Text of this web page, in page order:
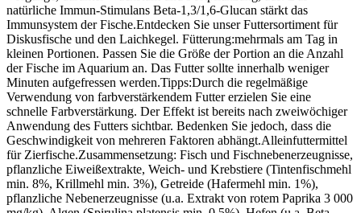
natürliche Immun-Stimulans Beta-1,3/1,6-Glucan stärkt das
Immunsystem der Fische.Entdecken Sie unser Futtersortiment für
Diskusfische und den Laichkegel. Fütterung:mehrmals am Tag in
kleinen Portionen. Passen Sie die Größe der Portion an die Anzahl
der Fische im Aquarium an. Das Futter sollte innerhalb weniger
Minuten aufgefressen werden.Tipps:Durch die regelmäßige
Verwendung von farbverstärkendem Futter erzielen Sie eine
schnelle Farbverstärkung. Der Effekt ist bereits nach zweiwöchiger
Anwendung des Futters sichtbar. Bedenken Sie jedoch, dass die
Geschwindigkeit von mehreren Faktoren abhängt.Alleinfuttermittel
für Zierfische.Zusammensetzung: Fisch und Fischnebenerzeugnisse,
pflanzliche Eiweißextrakte, Weich- und Krebstiere (Tintenfischmehl
min. 8%, Krillmehl min. 3%), Getreide (Hafermehl min. 1%),
pflanzliche Nebenerzeugnisse (u.a. Extrakt von rotem Paprika 3 000